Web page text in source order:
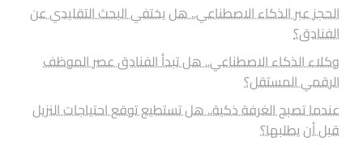
الحجز عبر الذكاء الاصطناعي.. هل يختفي البحث التقليدي عن
الفنادق؟
وكلاء الذكاء الاصطناعي.. هل تبدأ الفنادق عصر الموظف
الرقمي المستقل؟
عندما تصبح الغرفة ذكية.. هل تستطيع توقع احتياجات النزيل
قبل أن يطلبها؟